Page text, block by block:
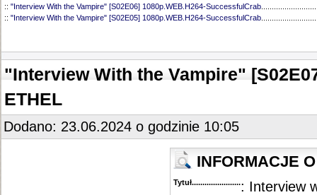
:: "Interview With the Vampire" [S02E06] 1080p.WEB.H264-SuccessfulCrab
:: "Interview With the Vampire" [S02E05] 1080p.WEB.H264-SuccessfulCrab
::"Interview With the Vampire" [S02E02] 1080p.WEB.H264-SuccessfulCrab
::"Interview With the Vampire" [S02E01] 1080p.WEB.H264-SuccessfulCrab
::"Interview with the Vampire" [S01E07] 720p.WEB.H264-GLHF
"Interview with the Vampire" [S01E06] 720p.WEB.H264-GLHF
::"Interview with the Vampire" [S01E05] 720p.WEB.H264-GLHF
::"Interview with the Vampire" [S01E04] 720p.WEB.h264-KOGi
"Interview with the Vampire" [S01E03] 720p.WEB.h264-KOGi
::"Interview with the Vampire" [S01E01-02] 720p.WEB.H264-GLHF
"Interview With the Vampire"
ETHEL
Dodano: 23.06.2024 o godzinie 10:05
INFORMACJE
Tytuł............................................
: Interview